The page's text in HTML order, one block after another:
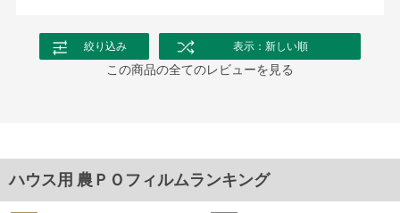
絞り込み 表示：新しい順
この商品の全てのレビューを見る
ハウス用 農ＰＯフィルムランキング